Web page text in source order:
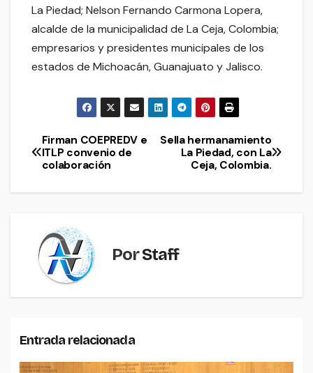
La Piedad; Nelson Fernando Carmona Lopera,
alcalde de la municipalidad de La Ceja, Colombia;
empresarios y presidentes municipales de los
estados de Michoacán, Guanajuato y Jalisco.
Navegación
de
Sella hermanamiento
La Piedad, con La
Ceja, Colombia.
Firman COEPREDV e
ITLP convenio de
colaboración
PorStaff
Entrada relacionada